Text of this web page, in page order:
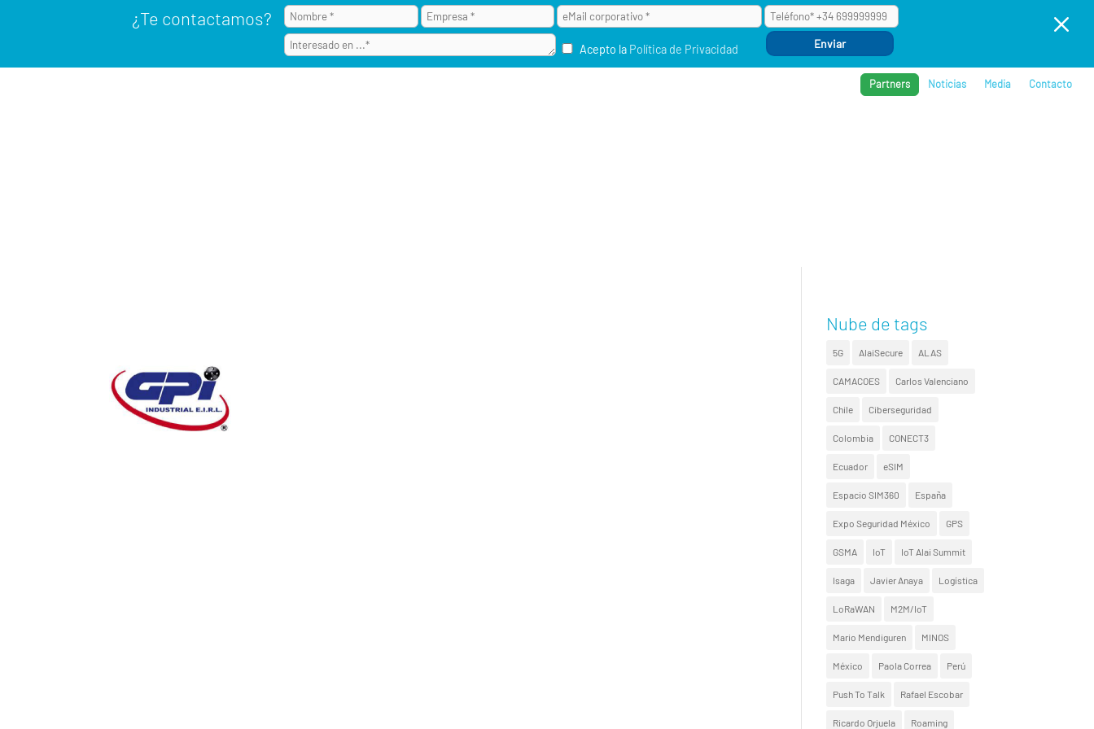
¿Te contactamos?
Acepto la Política de Privacidad
M
Partners Noticias Media Contacto
Nube de tags
5G AlaiSecure ALAS
CAMACOES Carlos Valenciano
Chile Ciberseguridad
Colombia CONECT3
Ecuador eSIM
Espacio SIM360 España
Expo Seguridad México GPS
GSMA IoT IoT Alai Summit
Isaga Javier Anaya Logística
LoRaWAN M2M/IoT
Mario Mendiguren MINOS
México Paola Correa Perú
Push To Talk Rafael Escobar
Ricardo Orjuela Roaming